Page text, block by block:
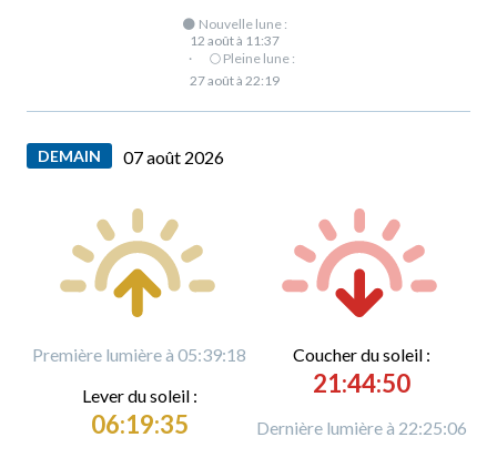
🌑 Nouvelle lune :
12 août à 11:37
·
🌕 Pleine lune :
27 août à 22:19
DEMAIN 07 août 2026
Première lumière à 05:39:18
Lever du soleil :
06:19:35
Coucher du soleil :
21:44:50
Dernière lumière à 22:25:06